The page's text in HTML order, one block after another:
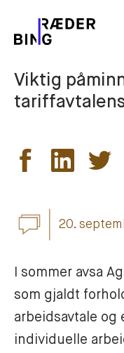
Viktig
20.
I sommer avsa
som gjaldt
arbeidsavtale og
individuelle